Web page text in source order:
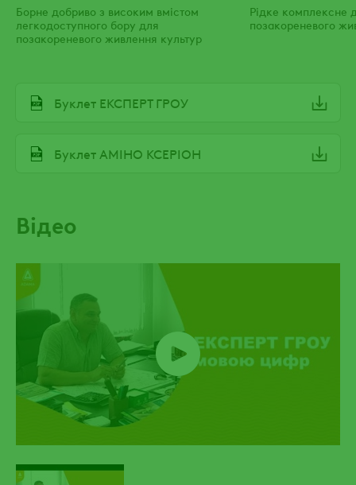
Борне добриво з високим вмістом
легкодоступного бору для
позакореневого живлення культур
Рідке комплексне
позакореневого
File
Буклет ЕКСПЕРТ ГРОУ
File
Буклет АМІНО КСЕРІОН
Відео